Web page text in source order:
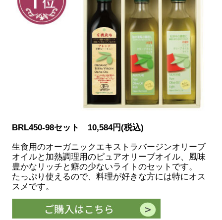
BRL450-98セット 10,584円(税込)
生食用のオーガニックエキストラバージンオリーブ
オイルと加熱調理用のピュアオリーブオイル、風味
豊かなリッチと癖の少ないライトのセットです。
たっぷり使えるので、料理が好きな方には特にオス
スメです。